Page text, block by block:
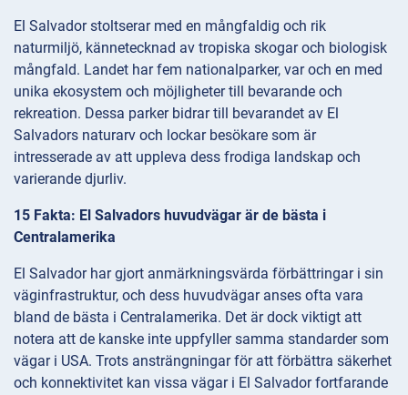
El Salvador stoltserar med en mångfaldig och rik
naturmiljö, kännetecknad av tropiska skogar och biologisk
mångfald. Landet har fem nationalparker, var och en med
unika ekosystem och möjligheter till bevarande och
rekreation. Dessa parker bidrar till bevarandet av El
Salvadors naturarv och lockar besökare som är
intresserade av att uppleva dess frodiga landskap och
varierande djurliv.
15 Fakta: El Salvadors huvudvägar är de bästa i
Centralamerika
El Salvador har gjort anmärkningsvärda förbättringar i sin
väginfrastruktur, och dess huvudvägar anses ofta vara
bland de bästa i Centralamerika. Det är dock viktigt att
notera att de kanske inte uppfyller samma standarder som
vägar i USA. Trots ansträngningar för att förbättra säkerhet
och konnektivitet kan vissa vägar i El Salvador fortfarande